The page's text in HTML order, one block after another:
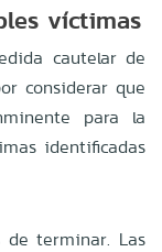
víctimas
cautelar de
considerar que
para la
identificadas
de terminar. Las